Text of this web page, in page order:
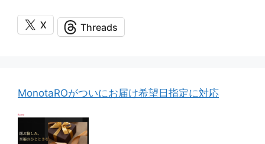
X Threads
MonotaROがついにお届け希望日指定に対応